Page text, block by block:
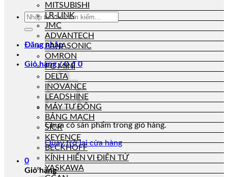
Tìm
kiếm:
Đăng nhập
Giỏ hàng /0₫ 0
Chưa có sản phẩm trong giỏ hàng.
Quay trở lại cửa hàng
0
Giỏ hàng
MITSUBISHI
LR-LINK
JMC
ADVANTECH
PANASONIC
OMRON
PC MINI
DELTA
INOVANCE
LEADSHINE
MÁY TỰ ĐỘNG
BẢNG MẠCH
SICK
KEYENCE
BECKHOFF
KÍNH HIỂN VI ĐIỆN TỬ
YASKAWA